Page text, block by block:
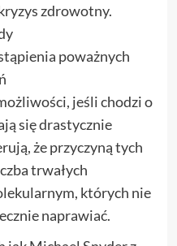
zdrowotny.
poważnych
jeśli chodzi o
się drastycznie
że przyczyną tych
trwałych
których nie
naprawiać.